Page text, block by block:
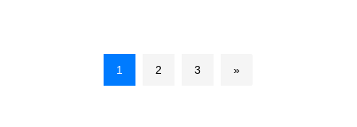
1 2 3 »